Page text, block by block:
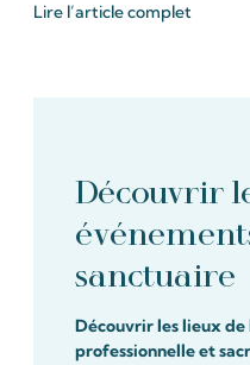
Lire l’article complet
Découvrir
sanctuaire
Découvrir les lieux
professionnelle et